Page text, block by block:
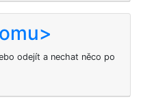
odejít a nechat něco po